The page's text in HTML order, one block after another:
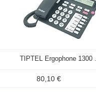
TIPTEL Ergophone 1300 ...
80,10 €